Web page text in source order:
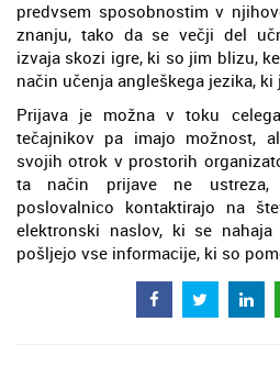
predvsem sposobnostim v
znanju, tako da se večji del
izvaja skozi igre, ki so jim blizu,
način učenja angleškega jezika,
Prijava je možna v toku
tečajnikov pa imajo možnost,
svojih otrok v prostorih
ta način prijave ne
poslovalnico kontaktirajo na
elektronski naslov, ki se
pošljejo vse informacije, ki so